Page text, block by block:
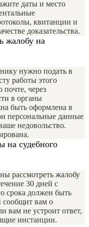
даты и место
квитанции и
доказательства.
жалобу на
нужно подать в
работы этого
через
в органы
быть оформлена в
персональные данные
недовольство.
на судебного
рассмотреть жалобу
30 дней с
срока должен быть
сообщит вам о
вам не устроит ответ,
инстанции.